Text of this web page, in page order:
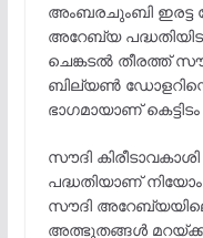
അംബരചുംബി ഇരട്ട
അറേബ്യ
ചെങ്കടൽ തീരത്ത്
ബില്യൺ
ഭാഗമായാണ്
സൗദി
പദ്ധതിയാണ്
സൗദി
അത്ഭുതങ്ങൾ